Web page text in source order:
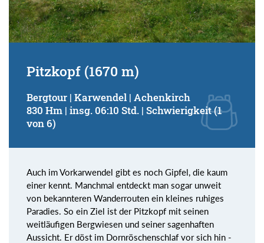
Pitzkopf (1670 m)
Bergtour | Karwendel | Achenkirch
830 Hm | insg. 06:10 Std. | Schwierigkeit (1
von 6)
Auch im Vorkarwendel gibt es noch Gipfel, die kaum
einer kennt. Manchmal entdeckt man sogar unweit
von bekannteren Wanderrouten ein kleines ruhiges
Paradies. So ein Ziel ist der Pitzkopf mit seinen
weitläufigen Bergwiesen und seiner sagenhaften
Aussicht. Er döst im Dornröschenschlaf vor sich hin -